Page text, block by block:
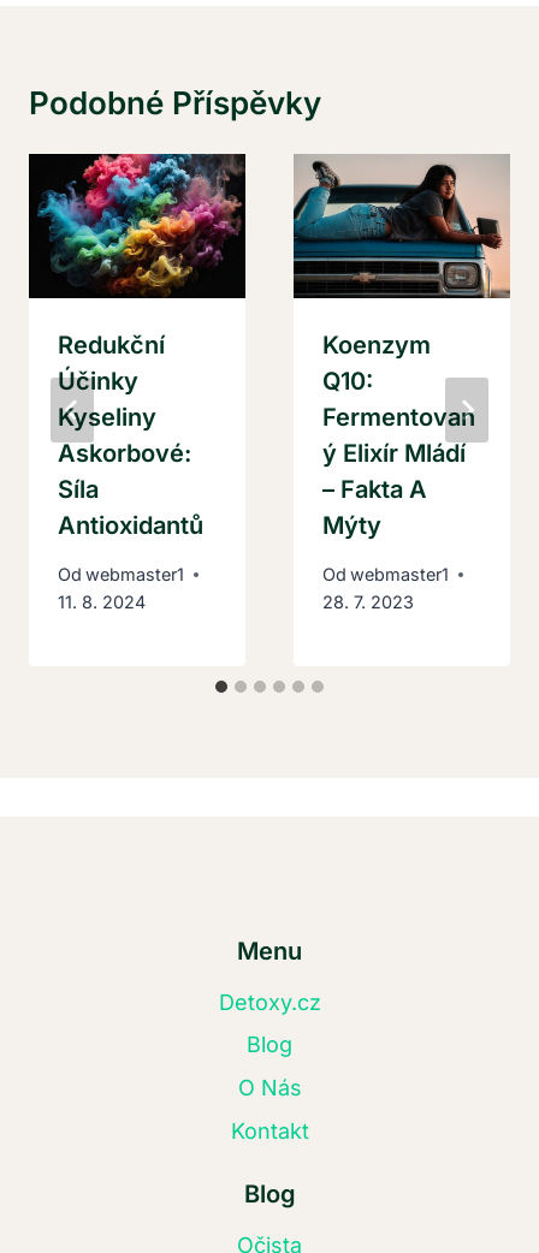
Podobné Příspěvky
Redukční
Účinky
Kyseliny
Askorbové:
Síla
Antioxidantů
Od webmaster1
11. 8. 2024
Koenzym
Q10:
Fermentovan
Ý Elixír Mládí
– Fakta A
Mýty
Od webmaster1
28. 7. 2023
Menu
Detoxy.cz
Blog
O Nás
Kontakt
Blog
Očista